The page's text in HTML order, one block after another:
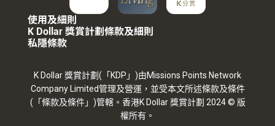
使用及細則
K Dollar 獎賞計劃條款及細則
私隱條款
K Dollar 獎賞計劃(「KDP」)由Missions Points Network
Company Limited管理及營運，並受本文所述條款及條件
(「條款及條件」)管轄。香港K Dollar 獎賞計劃 2024 © 版
權所有。